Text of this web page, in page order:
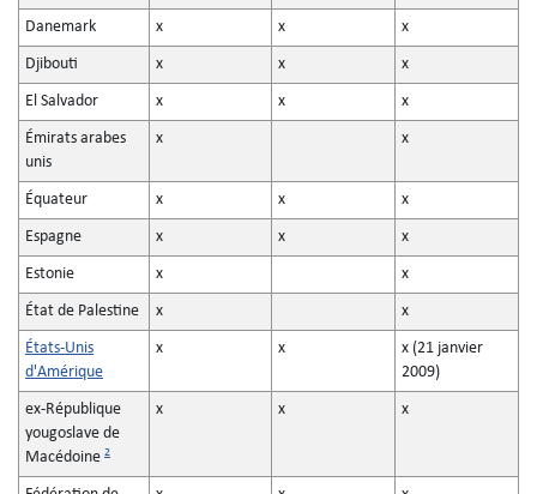
Danemark x x x
Djibouti x x x
El Salvador x x x
Émirats arabes
unis
x x
Équateur x x x
Espagne x x x
Estonie x x
État de Palestine x x
États-Unis
d'Amérique
x x
x (21 janvier
2009)
ex-République
yougoslave de
Macédoine 2
x x x